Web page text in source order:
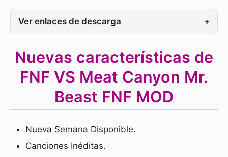
Ver enlaces de descarga +
Nuevas características de
FNF VS Meat Canyon Mr.
Beast FNF MOD
Nueva Semana Disponible.
Canciones Inéditas.